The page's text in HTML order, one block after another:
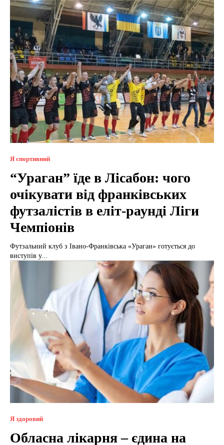
Я спортивний
“Ураган” їде в Лісабон: чого
очікувати від франківських
футзалістів в еліт-раунді Ліги
Чемпіонів
Футзальний клуб з Івано-Франківська «Ураган» готується до
виступів у...
Я здоровий
Обласна лікарня – єдина на